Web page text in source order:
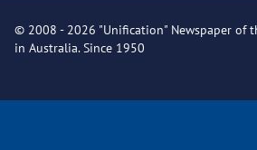
© 2008 - 2026 "Unification" Newspaper of
in Australia. Since 1950